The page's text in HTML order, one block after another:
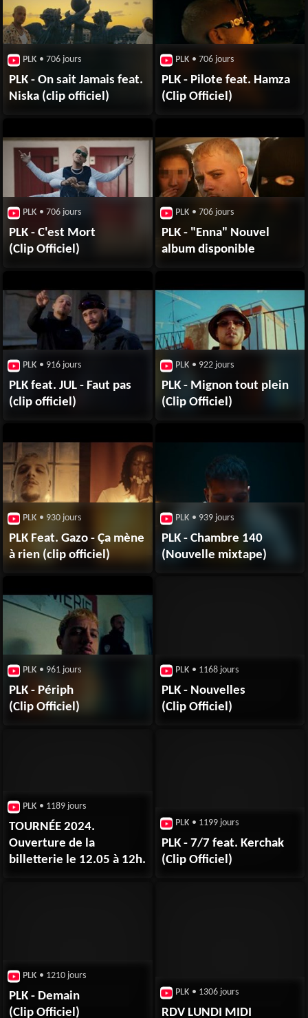
PLK • 706 jours
PLK - On sait Jamais feat.
Niska (clip officiel)
PLK • 706 jours
PLK - Pilote feat. Hamza
(Clip Officiel)
PLK • 706 jours
PLK - C'est Mort
(Clip Officiel)
PLK • 706 jours
PLK - "Enna" Nouvel
album disponible
PLK • 916 jours
PLK feat. JUL - Faut pas
(clip officiel)
PLK • 922 jours
PLK - Mignon tout plein
(Clip Officiel)
PLK • 930 jours
PLK Feat. Gazo - Ça mène
à rien (clip officiel)
PLK • 939 jours
PLK - Chambre 140
(Nouvelle mixtape)
PLK • 961 jours
PLK - Périph
(Clip Officiel)
PLK • 1168 jours
PLK - Nouvelles
(Clip Officiel)
PLK • 1189 jours
TOURNÉE 2024.
Ouverture de la
billetterie le 12.05 à 12h.
PLK • 1199 jours
PLK - 7/7 feat. Kerchak
(Clip Officiel)
PLK • 1210 jours
PLK - Demain
(Clip Officiel)
PLK • 1306 jours
RDV LUNDI MIDI